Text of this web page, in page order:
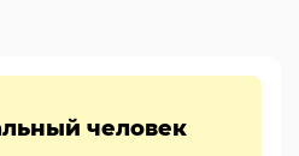
человек